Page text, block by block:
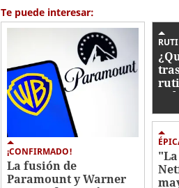
4
minutes,
51
Volume
Te puede interesar:
¡CONFIRMADO!
La fusión de
Paramount y Warner